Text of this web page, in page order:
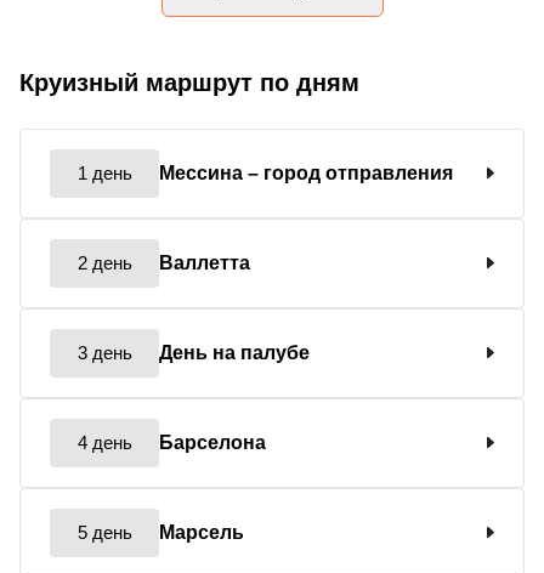
Круизный маршрут по дням
1 день Мессина – город отправления
2 день Валлетта
3 день День на палубе
4 день Барселона
5 день Марсель